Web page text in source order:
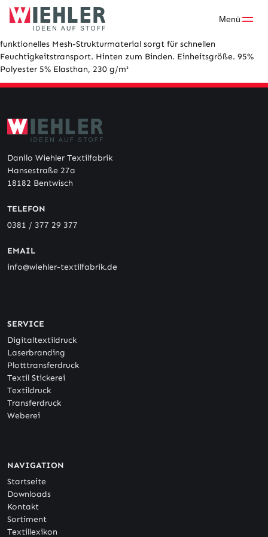
Skip
Menü
funktionelles Mesh-Strukturmaterial sorgt für schnellen
Feuchtigkeitstransport. Hinten zum Binden. Einheitsgröße. 95%
Polyester 5% Elasthan, 230 g/m²
Danilo Wiehler Textilfabrik
Hansestraße 27a
18182 Bentwisch
TELEFON
0381 / 377 29 377
EMAIL
info@wiehler-textilfabrik.de
SERVICE
Digitaltextildruck
Laserbranding
Plotttransferdruck
Textil Stickerei
Textildruck
Transferdruck
Weberei
NAVIGATION
Startseite
Downloads
Kontakt
Sortiment
Textillexikon